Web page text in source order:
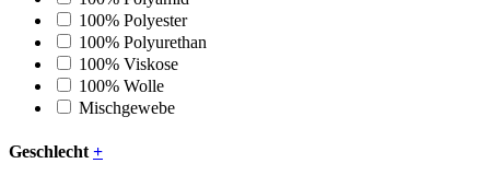
100% Polyester
100% Polyurethan
100% Viskose
100% Wolle
Mischgewebe
Geschlecht +